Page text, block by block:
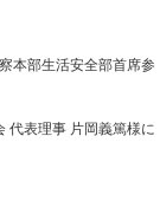
本部生活安全部首席参
代表理事 片岡義篤様に